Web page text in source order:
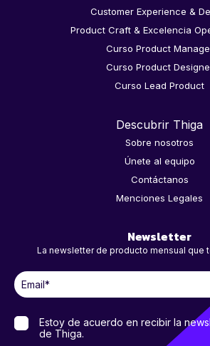
Customer Experience &
Product Craft & Excelencia
Curso Product
Curso Product
Curso Lead Product
Descubrir Thiga
Sobre nosotros
Únete al equipo
Contáctanos
Menciones Legales
Newsletter
La newsletter de producto mensual que
Estoy de acuerdo en recibir la
de Thiga.